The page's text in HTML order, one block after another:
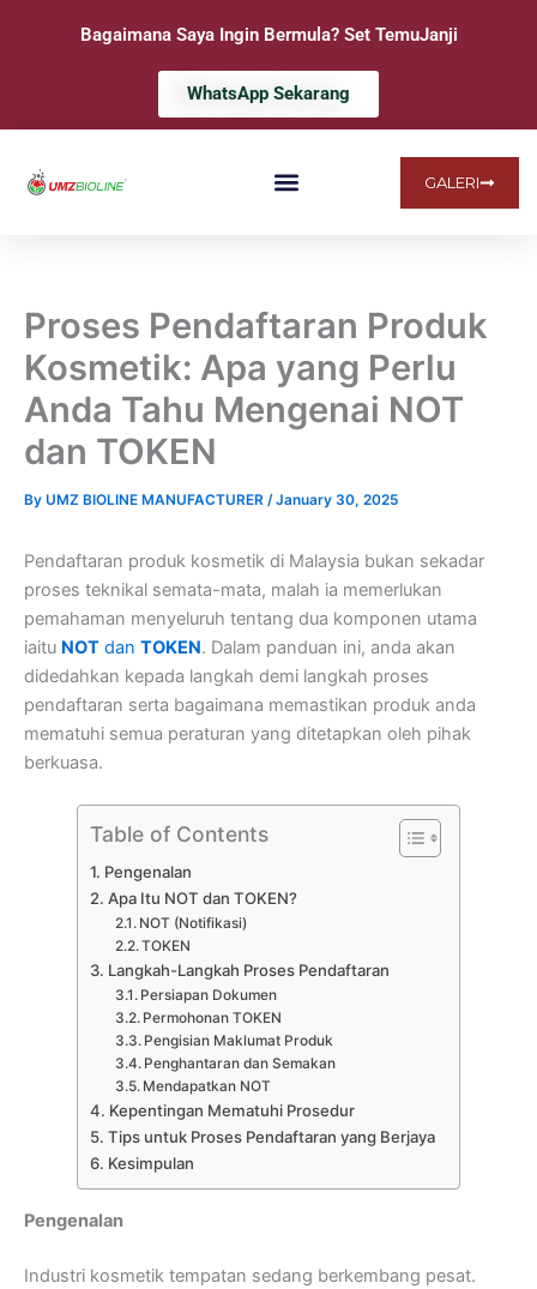
Bagaimana Saya Ingin Bermula? Set TemuJanji
WhatsApp Sekarang
GALERI
Proses Pendaftaran Produk
Kosmetik: Apa yang Perlu
Anda Tahu Mengenai NOT
dan TOKEN
By UMZ BIOLINE MANUFACTURER /January 30, 2025
Pendaftaran produk kosmetik di Malaysia bukan sekadar
proses teknikal semata-mata, malah ia memerlukan
pemahaman menyeluruh tentang dua komponen utama
iaitu NOT dan TOKEN. Dalam panduan ini, anda akan
didedahkan kepada langkah demi langkah proses
pendaftaran serta bagaimana memastikan produk anda
mematuhi semua peraturan yang ditetapkan oleh pihak
berkuasa.
Table of Contents
Pengenalan
Apa Itu NOT dan TOKEN?
NOT (Notifikasi)
TOKEN
Langkah-Langkah Proses Pendaftaran
Persiapan Dokumen
Permohonan TOKEN
Pengisian Maklumat Produk
Penghantaran dan Semakan
Mendapatkan NOT
Kepentingan Mematuhi Prosedur
Tips untuk Proses Pendaftaran yang Berjaya
Kesimpulan
Pengenalan
Industri kosmetik tempatan sedang berkembang pesat.